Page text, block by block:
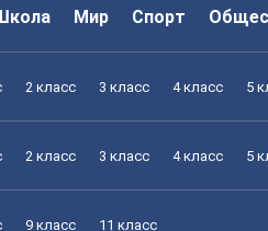
Мир Спорт
2 класс 3 класс 4 класс 5
2 класс 3 класс 4 класс 5
9 класс 11 класс